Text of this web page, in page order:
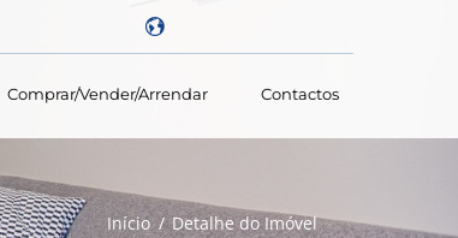
Comprar/vender/arrendar Contactos
Início Detalhe do Imóvel